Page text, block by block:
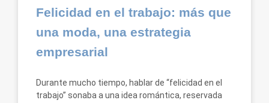
Felicidad en el trabajo: más que
una moda, una estrategia
empresarial
Durante mucho tiempo, hablar de “felicidad en el
trabajo” sonaba a una idea romántica, reservada